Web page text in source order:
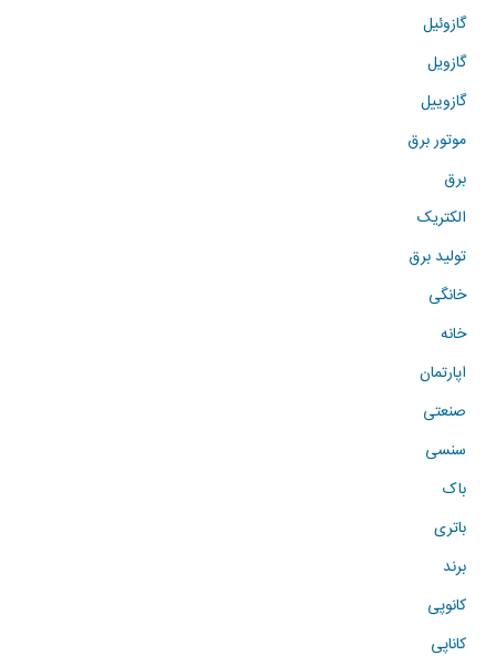
گازوئیل
گازویل
گازوییل
موتور برق
برق
الکتریک
تولید برق
خانگی
خانه
اپارتمان
صنعتی
سنسی
باک
باتری
برند
کانوپی
کاناپی